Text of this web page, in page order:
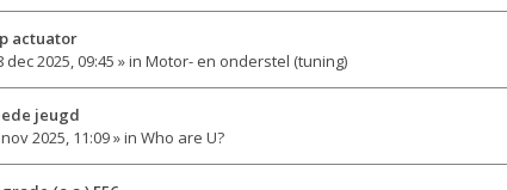
actuator
dec 2025, 09:45 » in Motor- en onderstel (tuning)
jeugd
2025, 11:09 » in Who are U?